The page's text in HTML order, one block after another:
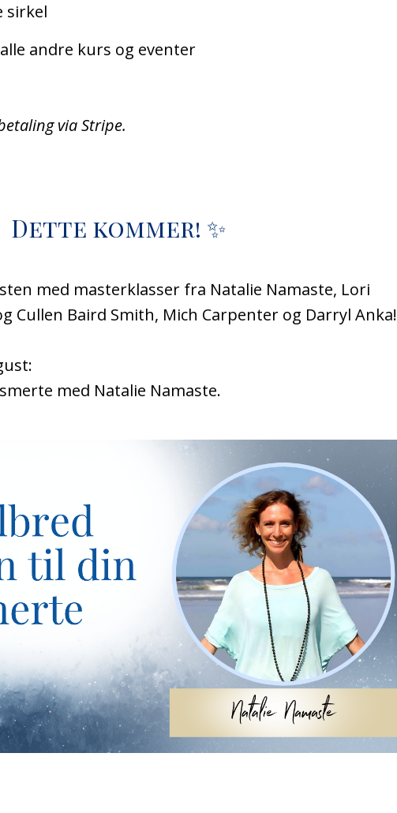
sirkel
andre kurs og eventer
via Stripe.
Dette kommer! ✨
med masterklasser fra Natalie Namaste, Lori
Cullen Baird Smith, Mich Carpenter og Darryl Anka!
med Natalie Namaste.